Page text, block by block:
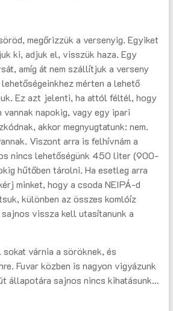
megőrizzük a versenyig. Egyiket
ki, adjuk el, visszük haza. Egy
amíg át nem szállítjuk a verseny
mérten a lehető
Ez azt jelenti, ha attól féltél, hogy
napokig, vagy egy ipari
akkor megnyugtatunk: nem.
Viszont arra is felhívnám a
nincs lehetőségünk 450 liter (900-
hűtőben tárolni. Ha esetleg arra
minket, hogy a csoda NEIPÁ-d
különben az összes komlóíz
vissza kell utasítanunk a
sokat várnia a söröknek, és
Fuvar közben is nagyon vigyázunk
állapotára sajnos nincs kihatásunk…